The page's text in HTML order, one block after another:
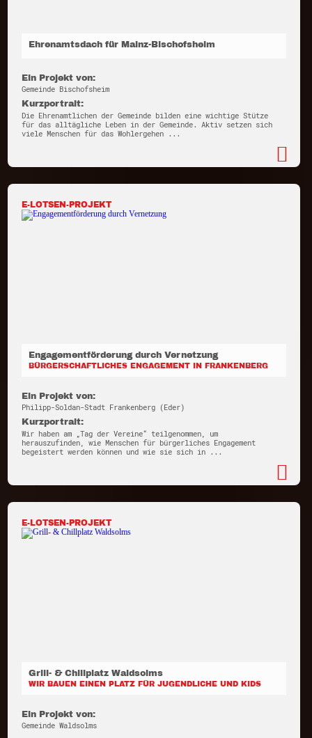
Ehrenamtsdach für Mainz-Bischofsheim
Ein Projekt von:
Gemeinde Bischofsheim
Kurzportrait:
Die Ehrenamtlichen der Gemeinde bilden eine wichtige Stütze
für das alltägliche Leben in der Gemeinde. Aktiv setzen sich
viele Menschen für das Wohlergehen ...
E-LOTSEN-PROJEKT
Engagementförderung durch Vernetzung
BÜRGERSCHAFTLICHES ENGAGEMENT IN FRANKENBERG
Ein Projekt von:
Philipp-Soldan-Stadt Frankenberg (Eder)
Kurzportrait:
Wir haben am „Tag der Vereine“ teilgenommen, um
herauszufinden, wie Menschen für bürgerliches Engagement
begeistert werden können und wie sie sich in ...
E-LOTSEN-PROJEKT
Grill- & Chillplatz Waldsolms
WIR BAUEN EINEN PLATZ FÜR JUGENDLICHE UND KIDS
Ein Projekt von:
Gemeinde Waldsolms